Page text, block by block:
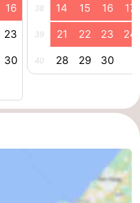
16
23
30
38 14 15 16 17
39 21 22 23 24
40 28 29 30